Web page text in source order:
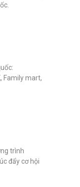
Family mart,
trình
đẩy cơ hội